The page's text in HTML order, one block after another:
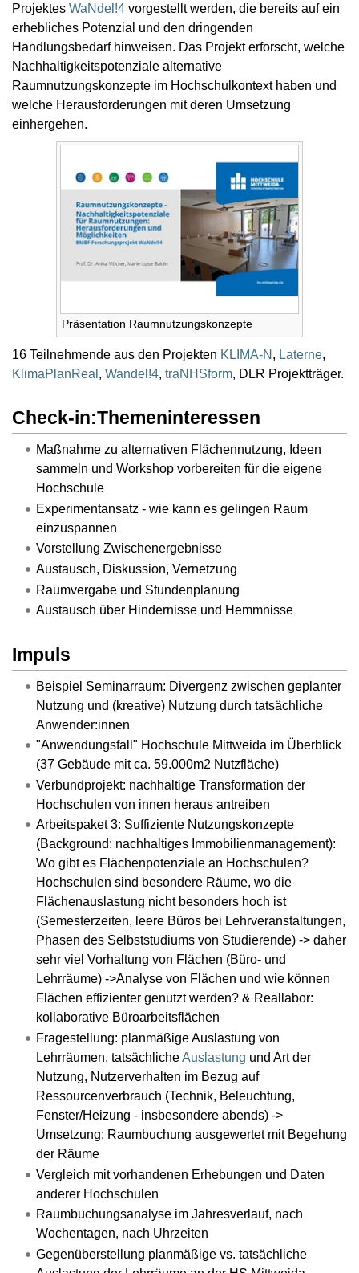
Projektes WaNdel!4 vorgestellt werden, die bereits auf ein
erhebliches Potenzial und den dringenden
Handlungsbedarf hinweisen. Das Projekt erforscht, welche
Nachhaltigkeitspotenziale alternative
Raumnutzungskonzepte im Hochschulkontext haben und
welche Herausforderungen mit deren Umsetzung
einhergehen.
Präsentation Raumnutzungskonzepte
16 Teilnehmende aus den Projekten KLIMA-N , Laterne,
KlimaPlanReal , Wandel!4, traNHSform, DLR Projektträger.
Check-in:Themeninteressen
Maßnahme zu alternativen Flächennutzung, Ideen
sammeln und Workshop vorbereiten für die eigene
Hochschule
Experimentansatz - wie kann es gelingen Raum
einzuspannen
Vorstellung Zwischenergebnisse
Austausch, Diskussion, Vernetzung
Raumvergabe und Stundenplanung
Austausch über Hindernisse und Hemmnisse
Impuls
Beispiel Seminarraum: Divergenz zwischen geplanter
Nutzung und (kreative) Nutzung durch tatsächliche
Anwender:innen
"Anwendungsfall" Hochschule Mittweida im Überblick
(37 Gebäude mit ca. 59.000m2 Nutzfläche)
Verbundprojekt: nachhaltige Transformation der
Hochschulen von innen heraus antreiben
Arbeitspaket 3: Suffiziente Nutzungskonzepte
(Background: nachhaltiges Immobilienmanagement):
Wo gibt es Flächenpotenziale an Hochschulen?
Hochschulen sind besondere Räume, wo die
Flächenauslastung nicht besonders hoch ist
(Semesterzeiten, leere Büros bei Lehrveranstaltungen,
Phasen des Selbststudiums von Studierende) -> daher
sehr viel Vorhaltung von Flächen (Büro- und
Lehrräume) ->Analyse von Flächen und wie können
Flächen effizienter genutzt werden? & Reallabor:
kollaborative Büroarbeitsflächen
Fragestellung: planmäßige Auslastung von
Lehrräumen, tatsächlicheAuslastung und Art der
Nutzung, Nutzerverhalten im Bezug auf
Ressourcenverbrauch (Technik, Beleuchtung,
Fenster/Heizung - insbesondere abends) ->
Umsetzung: Raumbuchung ausgewertet mit Begehung
der Räume
Vergleich mit vorhandenen Erhebungen und Daten
anderer Hochschulen
Raumbuchungsanalyse im Jahresverlauf, nach
Wochentagen, nach Uhrzeiten
Gegenüberstellung planmäßige vs. tatsächliche